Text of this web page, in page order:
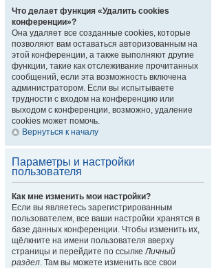
Что делает функция «Удалить cookies
конференции»?
Она удаляет все созданные cookies, которые
позволяют вам оставаться авторизованным на
этой конференции, а также выполняют другие
функции, такие как отслеживание прочитанных
сообщений, если эта возможность включена
администратором. Если вы испытываете
трудности с входом на конференцию или
выходом с конференции, возможно, удаление
cookies может помочь.
Вернуться к началу
Параметры и настройки
пользователя
Как мне изменить мои настройки?
Если вы являетесь зарегистрированным
пользователем, все ваши настройки хранятся в
базе данных конференции. Чтобы изменить их,
щёлкните на имени пользователя вверху
страницы и перейдите по ссылкеЛичный
раздел. Там вы можете изменить все свои